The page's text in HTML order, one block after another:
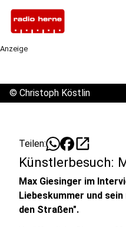
Anzeige
© Christoph Köstlin
Teilen: open_in_new
Künstlerbesuch:
Max Giesinger im
Liebeskummer und
den Straßen".